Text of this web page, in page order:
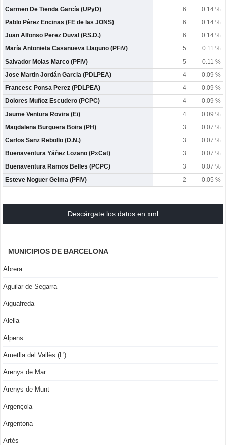
Carmen De Tienda García (UPyD)
6
0.14 %
Pablo Pérez Encinas (FE de las JONS)
6
0.14 %
Juan Alfonso Perez Duval (P.S.D.)
6
0.14 %
María Antonieta Casanueva Llaguno (PFiV)
5
0.11 %
Salvador Molas Marco (PFiV)
5
0.11 %
Jose Martin Jordán Garcia (PDLPEA)
4
0.09 %
Francesc Ponsa Perez (PDLPEA)
4
0.09 %
Dolores Muñoz Escudero (PCPC)
4
0.09 %
Jaume Ventura Rovira (Ei)
4
0.09 %
Magdalena Burguera Boira (PH)
3
0.07 %
Carlos Sanz Rebollo (D.N.)
3
0.07 %
Buenaventura Yáñez Lozano (PxCat)
3
0.07 %
Buenaventura Ramos Belles (PCPC)
3
0.07 %
Esteve Noguer Gelma (PFiV)
2 0.05 %
Descárgate los datos en xml
MUNICIPIOS DE BARCELONA
Abrera
Aguilar de Segarra
Aiguafreda
Alella
Alpens
Ametlla del Vallès (L')
Arenys de Mar
Arenys de Munt
Argençola
Argentona
Artés